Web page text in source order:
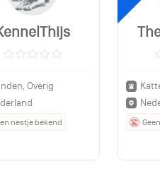
Overig
nestje bekend